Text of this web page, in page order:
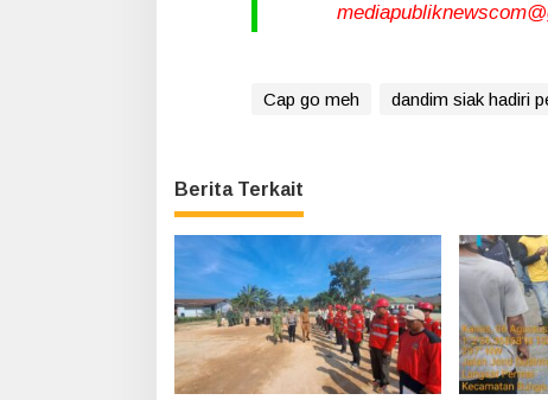
Cap go meh dandim siak hadiri
Berita Terkait